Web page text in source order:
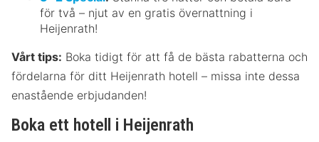
för två – njut av en gratis övernattning i
Heijenrath!
Vårt tips: Boka tidigt för att få de bästa rabatterna och
fördelarna för ditt Heijenrath hotell – missa inte dessa
enastående erbjudanden!
Boka ett hotell i Heijenrath